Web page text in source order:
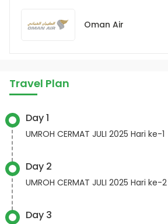
Oman Air
Travel Plan
Day 1
UMROH CERMAT JULI 2025 Hari ke-1
Day 2
UMROH CERMAT JULI 2025 Hari ke-2
Day 3